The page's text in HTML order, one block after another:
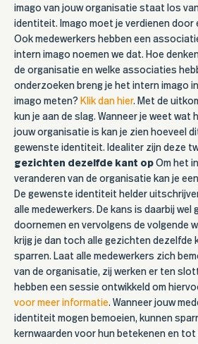
imago van jouw organisatie staat los
identiteit. Imago moet je verdienen door
Ook medewerkers hebben een
intern imago noemen we dat. Hoe
de organisatie en welke associaties
onderzoeken breng je het intern imago
imago meten? Klik dan hier. Met de
kun je aan de slag. Wanneer je weet wat
jouw organisatie is kan je zien hoeveel
gewenste identiteit. Idealiter zijn deze
gezichten dezelfde kant op Om het
veranderen van de organisatie kan je
De gewenste identiteit helder
alle medewerkers. De kans is daarbij
doornemen en vervolgens de volgende
krijg je dan toch alle gezichten dezelfde
sparren. Laat alle medewerkers zich
van de organisatie, zij werken er ten
hebben een sessie ontwikkeld om
voor meer informatie. Wanneer jouw
identiteit mogen bemoeien, kunnen
kernwaarden voor hun betekenen en